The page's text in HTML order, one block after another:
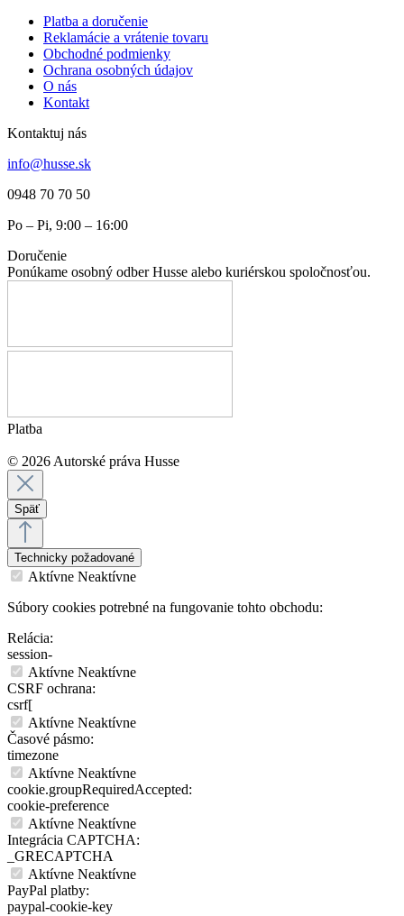
Platba a doručenie
Reklamácie a vrátenie tovaru
Obchodné podmienky
Ochrana osobných údajov
O nás
Kontakt
Kontaktuj nás
info@husse.sk
0948 70 70 50
Po – Pi, 9:00 – 16:00
Doručenie
Ponúkame osobný odber Husse alebo kuriérskou spoločnosťou.
Platba
© 2026 Autorské práva Husse
Späť
Technicky požadované
Aktívne Neaktívne
Súbory cookies potrebné na fungovanie tohto obchodu:
Relácia:
session-
Aktívne Neaktívne
CSRF ochrana:
csrf[
Aktívne Neaktívne
Časové pásmo:
timezone
Aktívne Neaktívne
cookie.groupRequiredAccepted:
cookie-preference
Aktívne Neaktívne
Integrácia CAPTCHA:
_GRECAPTCHA
Aktívne Neaktívne
PayPal platby:
paypal-cookie-key